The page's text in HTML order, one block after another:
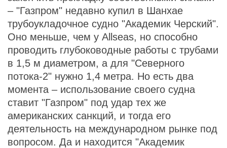
– "Газпром" недавно купил в Шанхае
трубоукладочное судно "Академик Черский".
Оно меньше, чем у Allseas, но способно
проводить глубоководные работы с трубами
в 1,5 м диаметром, а для "Северного
потока-2" нужно 1,4 метра. Но есть два
момента – использование своего судна
ставит "Газпром" под удар тех же
американских санкций, и тогда его
деятельность на международном рынке под
вопросом. Да и находится "Академик